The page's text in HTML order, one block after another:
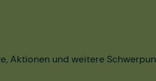
Aktionen und weitere